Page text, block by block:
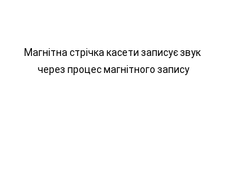
Магнітна стрічка касети записує звук
через процес магнітного запису